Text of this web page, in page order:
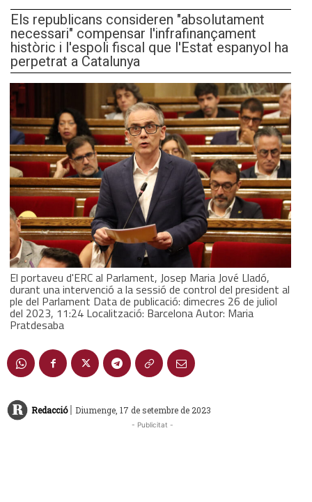
Els republicans consideren "absolutament
necessari" compensar l'infrafinançament
històric i l'espoli fiscal que l'Estat espanyol ha
perpetrat a Catalunya
El portaveu d'ERC al Parlament, Josep Maria Jové Lladó,
durant una intervenció a la sessió de control del president al
ple del Parlament Data de publicació: dimecres 26 de juliol
del 2023, 11:24 Localització: Barcelona Autor: Maria
Pratdesaba
Redacció Diumenge, 17 de setembre de 2023
- Publicitat -